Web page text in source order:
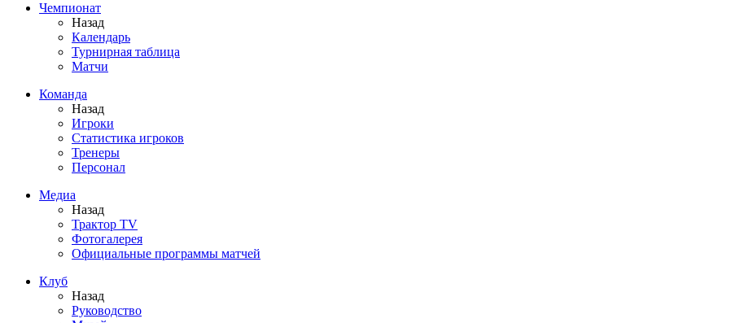
Чемпионат
Назад
Календарь
Турнирная таблица
Матчи
Команда
Назад
Игроки
Статистика игроков
Тренеры
Персонал
Медиа
Назад
Трактор TV
Фотогалерея
Официальные программы матчей
Клуб
Назад
Руководство